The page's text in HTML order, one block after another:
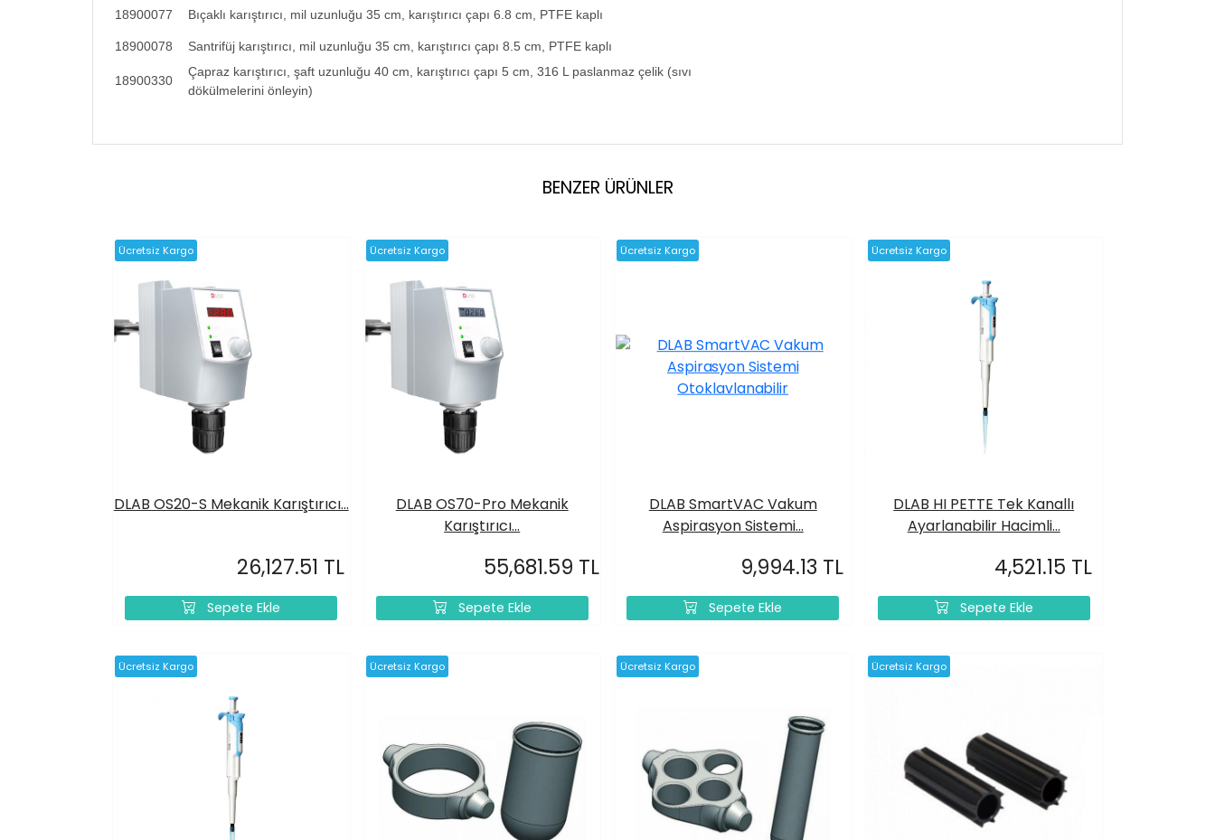
18900077 Bıçaklı karıştırıcı, mil uzunluğu 35 cm, karıştırıcı çapı 6.8 cm, PTFE kaplı
18900078 Santrifüj karıştırıcı, mil uzunluğu 35 cm, karıştırıcı çapı 8.5 cm, PTFE kaplı
18900330
Çapraz karıştırıcı, şaft uzunluğu 40 cm, karıştırıcı çapı 5 cm, 316 L paslanmaz çelik (sıvı
dökülmelerini önleyin)
BENZER ÜRÜNLER
Ücretsiz Kargo
Sepete Ekle
DLAB OS20-S Mekanik Karıştırıcı...
26,127.51 TL
Ücretsiz Kargo
Sepete Ekle
DLAB OS70-Pro Mekanik
Karıştırıcı...
55,681.59 TL
Ücretsiz Kargo
Sepete Ekle
DLAB SmartVAC Vakum
Aspirasyon Sistemi...
9,994.13 TL
Ücretsiz Kargo
Sepete Ekle
DLAB HI PETTE Tek Kanallı
Ayarlanabilir Hacimli...
4,521.15 TL
Ücretsiz Kargo Ücretsiz Kargo Ücretsiz Kargo Ücretsiz Kargo